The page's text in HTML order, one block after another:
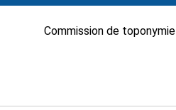
Commission de toponymie